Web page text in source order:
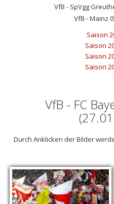
VfB - SpVgg
VfB - Mainz
Saison
Saison
Saison
Saison
VfB - FC
Durch Anklicken der Bilder